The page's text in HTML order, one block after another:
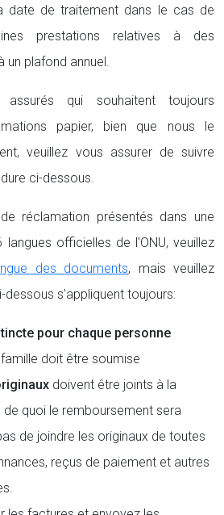
date de traitement dans le cas de
prestations relatives à des
un plafond annuel.
qui souhaitent toujours
papier, bien que nous le
veuillez vous assurer de suivre
ci-dessous.
réclamation présentés dans une
officielles de l'ONU, veuillez
des documents, mais veuillez
s'appliquent toujours:
pour chaque personne
doit être soumise
doivent être joints à la
quoi le remboursement sera
de joindre les originaux de toutes
reçus de paiement et autres